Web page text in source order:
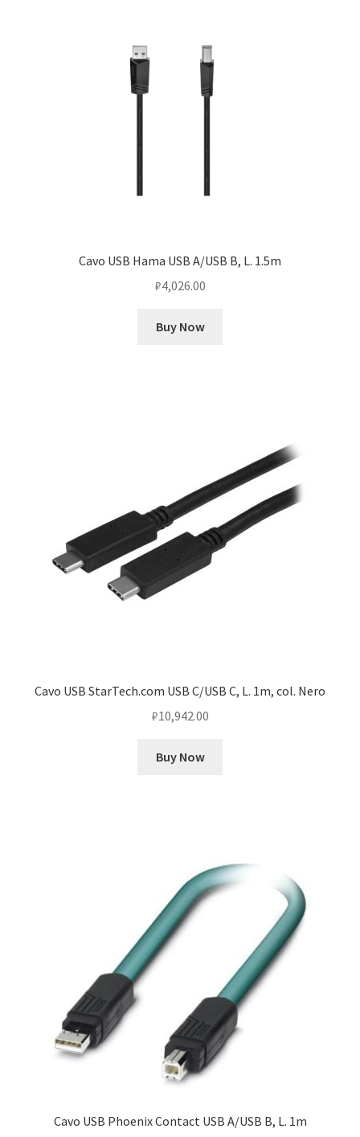
Cavo USB Hama USB A/USB B, L. 1.5m
₽4,026.00
Buy Now
Cavo USB StarTech.com USB C/USB C, L. 1m, col. Nero
₽10,942.00
Buy Now
Cavo USB Phoenix Contact USB A/USB B, L. 1m